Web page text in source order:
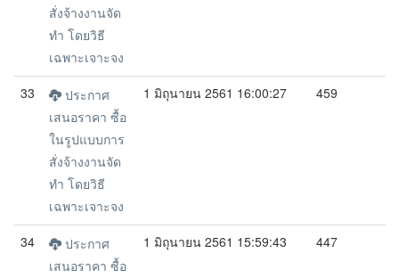
สั่งจ้างงานจัด
ทำ โดยวิธี
เฉพาะเจาะจง
33
ประกาศ
เสนอราคา ซื้อ
ในรูปแบบการ
สั่งจ้างงานจัด
ทำ โดยวิธี
เฉพาะเจาะจง
1 มิถุนายน 2561 16:00:27 459
34
ประกาศ
เสนอราคา ซื้อ
1 มิถุนายน 2561 15:59:43 447